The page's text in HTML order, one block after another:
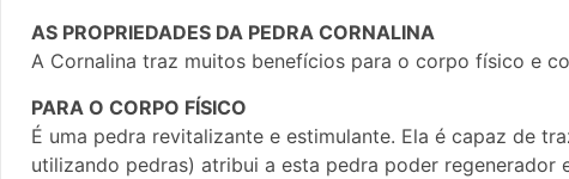
AS PROPRIEDADES DA PEDRA CORNALINA
A Cornalina traz muitos benefícios para o corpo físico e
PARA O CORPO FÍSICO
É uma pedra revitalizante e estimulante. Ela é capaz de
utilizando pedras) atribui a esta pedra poder